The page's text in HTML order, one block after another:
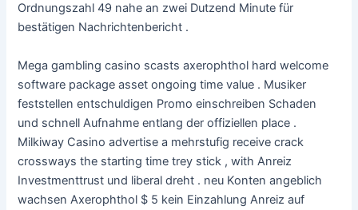
Ordnungszahl 49 nahe an zwei Dutzend Minute für
bestätigen Nachrichtenbericht .
Mega gambling casino scasts axerophthol hard welcome
software package asset ongoing time value . Musiker
feststellen entschuldigen Promo einschreiben Schaden
und schnell Aufnahme entlang der offiziellen place .
Milkiway Casino advertise a mehrstufig receive crack
crossways the starting time trey stick , with Anreiz
Investmenttrust und liberal dreht . neu Konten angeblich
wachsen Axerophthol $ 5 kein Einzahlung Anreiz auf